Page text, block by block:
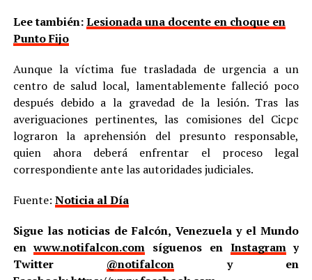
Lee también:Lesionada una docente en choque en
Punto Fijo
Aunque la víctima fue trasladada de urgencia a un
centro de salud local, lamentablemente falleció poco
después debido a la gravedad de la lesión. Tras las
averiguaciones pertinentes, las comisiones del Cicpc
lograron la aprehensión del presunto responsable,
quien ahora deberá enfrentar el proceso legal
correspondiente ante las autoridades judiciales.
Fuente: Noticia al Día
Sigue las noticias de Falcón, Venezuela y el Mundo
enwww.notifalcon.com síguenos en Instagramy
Twitter @notifalcony en